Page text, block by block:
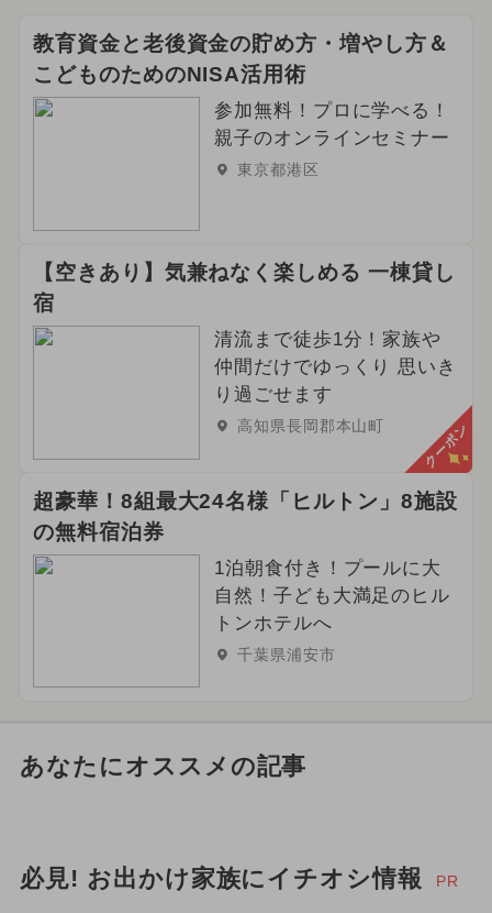
教育資金と老後資金の貯め方・増やし方＆
こどものためのNISA活用術
参加無料！プロに学べる！
親子のオンラインセミナー
東京都港区
【空きあり】気兼ねなく楽しめる 一棟貸し
宿
清流まで徒歩1分！家族や
仲間だけでゆっくり 思いき
り過ごせます
高知県長岡郡本山町 クーポン
超豪華！8組最大24名様「ヒルトン」8施設
の無料宿泊券
1泊朝食付き！プールに大
自然！子ども大満足のヒル
トンホテルへ
千葉県浦安市
あなたにオススメの記事
必見! お出かけ家族にイチオシ情報 PR